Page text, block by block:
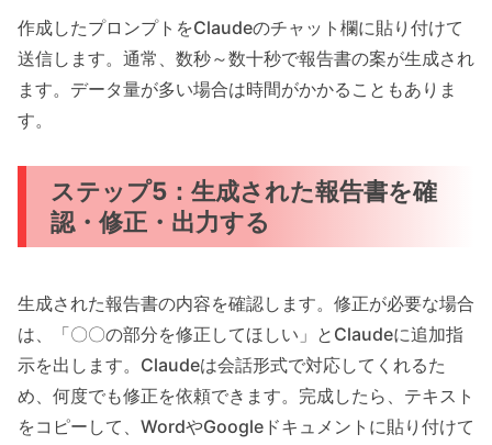
作成したプロンプトをClaudeのチャット欄に貼り付けて
送信します。通常、数秒～数十秒で報告書の案が生成され
ます。データ量が多い場合は時間がかかることもありま
す。
ステップ5：生成された報告書を確
認・修正・出力する
生成された報告書の内容を確認します。修正が必要な場合
は、「〇〇の部分を修正してほしい」とClaudeに追加指
示を出します。Claudeは会話形式で対応してくれるた
め、何度でも修正を依頼できます。完成したら、テキスト
をコピーして、WordやGoogleドキュメントに貼り付けて